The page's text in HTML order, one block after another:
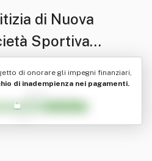
di Nuova
Sportiva
di onorare gli impegni finanziari,
di inadempienza nei pagamenti.